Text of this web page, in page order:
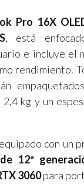
Pro 16X
, está
e incluye el
rendimiento.
2,4 kg y un
con un
12ª
3060para